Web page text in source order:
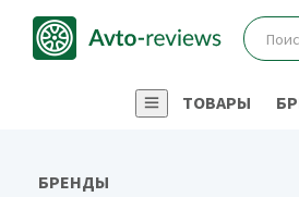
ТОВАРЫ
БРЕНДЫ